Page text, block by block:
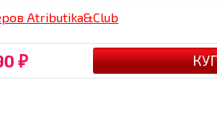
Atributika&Club
₽